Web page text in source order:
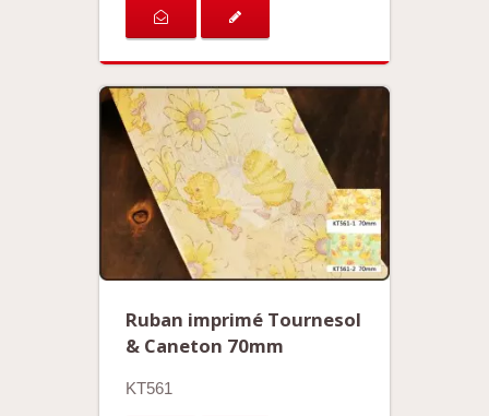
Ruban imprimé Tournesol
& Caneton 70mm
KT561